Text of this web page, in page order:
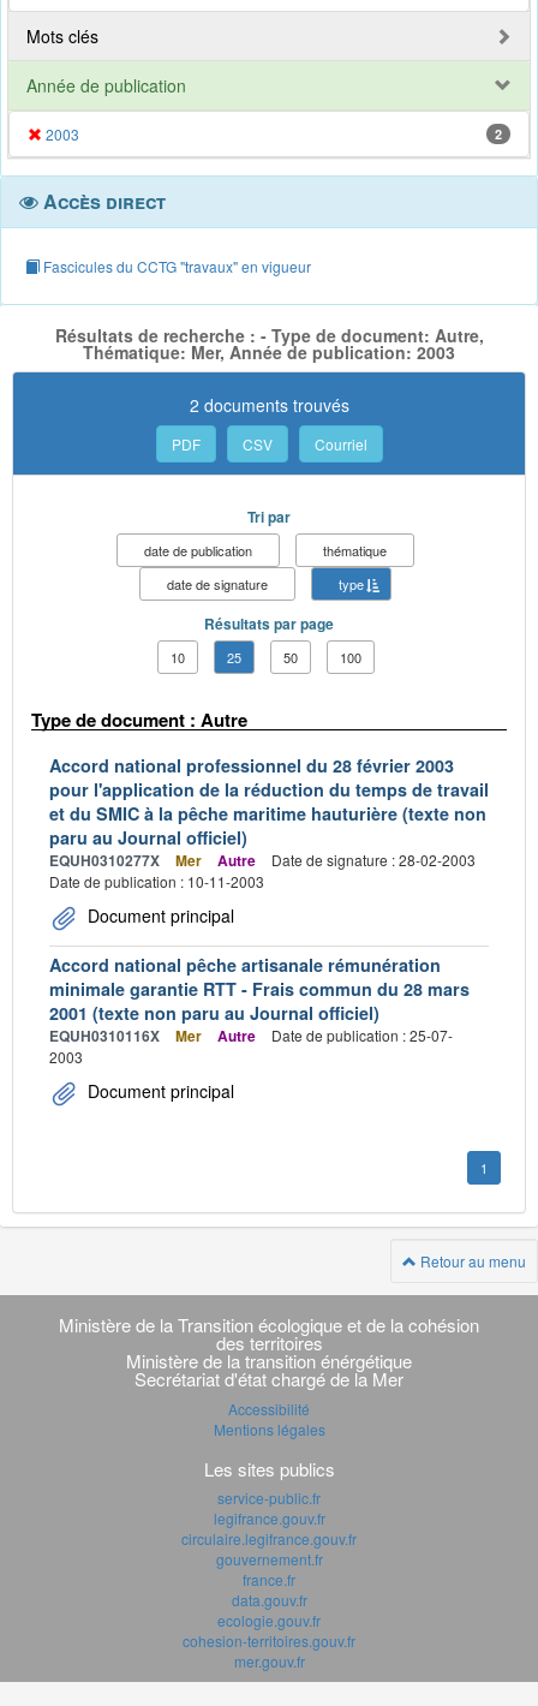
Mots clés
Année de publication
2003 2
Accès direct
Fascicules du CCTG "travaux" en vigueur
Résultats de recherche : - Type de document: Autre,
Thématique: Mer, Année de publication: 2003
2 documents trouvés
PDF CSV Courriel
Tri par
date de publication
thématique
date de signature
type
Résultats par page
10 25 50 100
Type de document : Autre
Accord national professionnel du 28 février 2003
pour l'application de la réduction du temps de travail
et du SMIC à la pêche maritime hauturière (texte non
paru au Journal officiel)
EQUH0310277X Mer Autre
Date de signature : 28-02-2003
Date de publication : 10-11-2003
Document principal
Accord national pêche artisanale rémunération
minimale garantie RTT - Frais commun du 28 mars
2001 (texte non paru au Journal officiel)
EQUH0310116X Mer Autre
Date de publication : 25-07-
2003
Document principal
1
Retour au menu
Navigation
transverse
Ministère de la Transition écologique et de la cohésion
des territoires
Ministère de la transition énérgétique
Secrétariat d'état chargé de la Mer
Accessibilité
Mentions légales
Les sites publics
service-public.fr
legifrance.gouv.fr
circulaire.legifrance.gouv.fr
gouvernement.fr
france.fr
data.gouv.fr
ecologie.gouv.fr
cohesion-territoires.gouv.fr
mer.gouv.fr